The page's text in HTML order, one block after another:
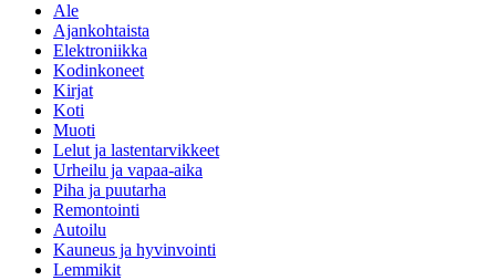
Ale
Ajankohtaista
Elektroniikka
Kodinkoneet
Kirjat
Koti
Muoti
Lelut ja lastentarvikkeet
Urheilu ja vapaa-aika
Piha ja puutarha
Remontointi
Autoilu
Kauneus ja hyvinvointi
Lemmikit